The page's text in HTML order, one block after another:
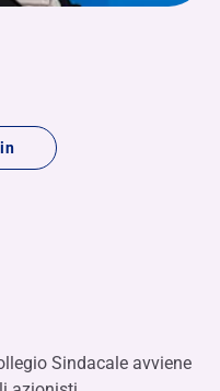
Sindacale avviene